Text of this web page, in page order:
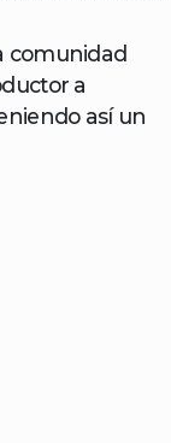
comunidad
a
así un